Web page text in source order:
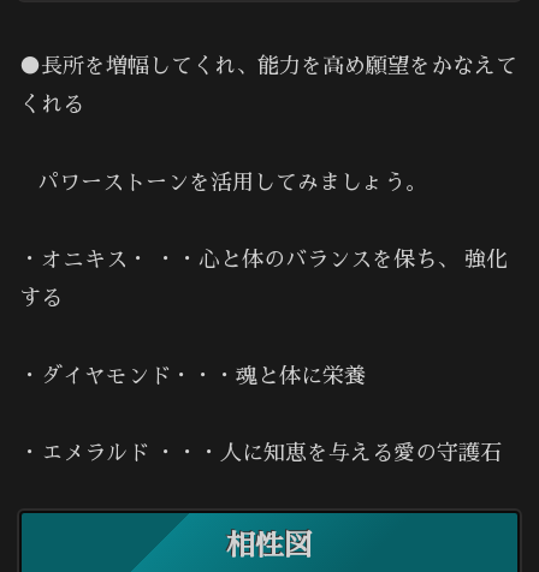
●長所を増幅してくれ、能力を高め願望をかなえて
くれる
パワーストーンを活用してみましょう。
・オニキス・ ・・心と体のバランスを保ち、 強化
する
・ダイヤモンド・・・魂と体に栄養
・エメラルド ・・・人に知恵を与える愛の守護石
相性図